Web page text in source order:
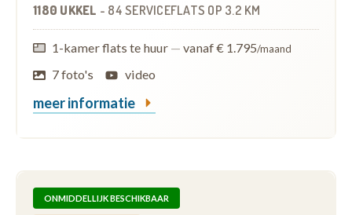
1180 UKKEL - 84 SERVICEFLATS OP 3.2 KM
1-kamer flats te huur — vanaf € 1.795/maand
7 foto's video
meer informatie
ONMIDDELLIJK BESCHIKBAAR